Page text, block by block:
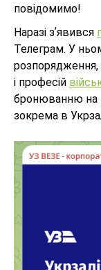
повідомимо!
Наразі зʼявився
Телеграм. У
розпорядження,
і професій
бронюванню на
зокрема в